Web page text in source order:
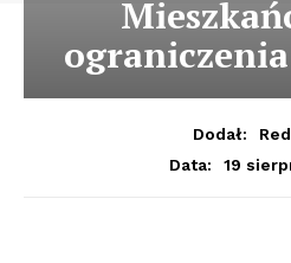
Dodał:
Data:
19